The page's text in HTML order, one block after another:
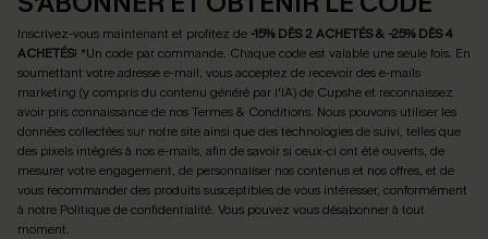
Inscrivez-vous maintenant et profitez de -15% DÈS 2 ACHETÉS & -25% DÈS 4
ACHETÉS! *Un code par commande. Chaque code est valable une seule fois. En
soumettant votre adresse e-mail, vous acceptez de recevoir des e-mails
marketing (y compris du contenu généré par l'IA) de Cupshe et reconnaissez
avoir pris connaissance de nosTermes & Conditions. Nous pouvons utiliser les
données collectées sur notre site ainsi que des technologies de suivi, telles que
des pixels intégrés à nos e-mails, afin de savoir si ceux-ci ont été ouverts, de
mesurer votre engagement, de personnaliser nos contenus et nos offres, et de
vous recommander des produits susceptibles de vous intéresser, conformément
à notre Politique de confidentialité. Vous pouvez vous désabonner à tout
moment.